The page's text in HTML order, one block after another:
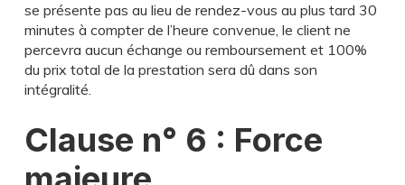
se présente pas au lieu de rendez-vous au plus tard 30
minutes à compter de l’heure convenue, le client ne
percevra aucun échange ou remboursement et 100%
du prix total de la prestation sera dû dans son
intégralité.
Clause n° 6 : Force